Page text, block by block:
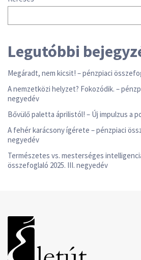
Legutóbbi
Megáradt, nem kicsit! – pénzpiaci
A nemzetközi helyzet? Fokozódik. –
negyedév
Bővülő paletta áprilistól! – Új impulzus a
A fehér karácsony ígérete – pénzpiaci
negyedév
Természetes vs. mesterséges
összefoglaló 2025. III. negyedév